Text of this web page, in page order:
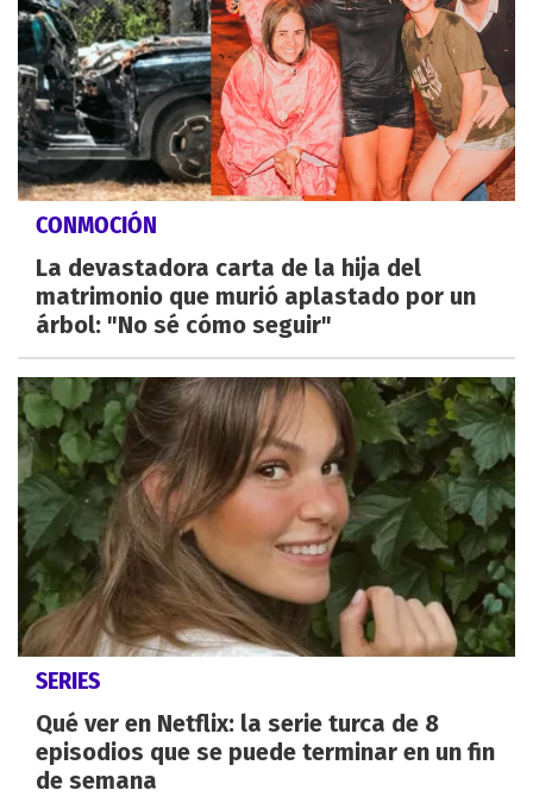
CONMOCIÓN
La devastadora carta de la hija del
matrimonio que murió aplastado por un
árbol: "No sé cómo seguir"
SERIES
Qué ver en Netflix: la serie turca de 8
episodios que se puede terminar en un fin
de semana